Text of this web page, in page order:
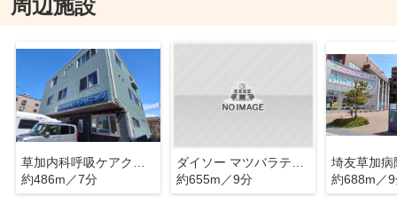
周辺施設
約486m／7分
約655m／9分
埼友草加病
約688m／